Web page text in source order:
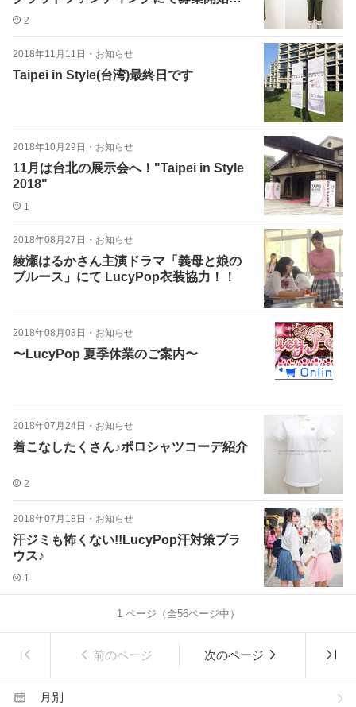
ました！
2
2018年11月11日 ・ お知らせ
Taipei in Style(台湾)最終日です
2018年10月29日 ・ お知らせ
11月は台北の展示会へ！"Taipei in Style
2018"
1
2018年08月27日 ・ お知らせ
綾瀬はるかさん主演ドラマ「義母と娘の
ブルース」にて LucyPop衣装協力！！
2018年08月03日 ・ お知らせ
〜LucyPop 夏季休業のご案内〜
2018年07月24日 ・ お知らせ
着こなしたくさん♪ポロシャツコーデ紹介
2
2018年07月18日 ・ お知らせ
汗ジミも怖くない!!LucyPop汗対策ブラ
ウス♪
1
1ページ（全56ページ中）
前のページ 次のページ
月別